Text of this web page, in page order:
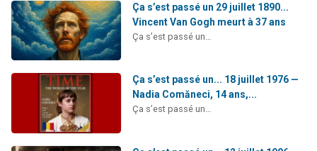
Ça s’est passé un 29 juillet 1890...
Vincent Van Gogh meurt à 37 ans
Ça s’est passé un…
Ça s’est passé un... 18 juillet 1976 —
Nadia Comăneci, 14 ans,...
Ça s’est passé un…